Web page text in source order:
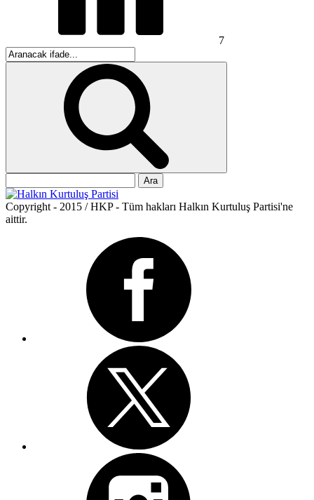
7
Copyright - 2015 / HKP - Tüm hakları Halkın Kurtuluş Partisi'ne
aittir.